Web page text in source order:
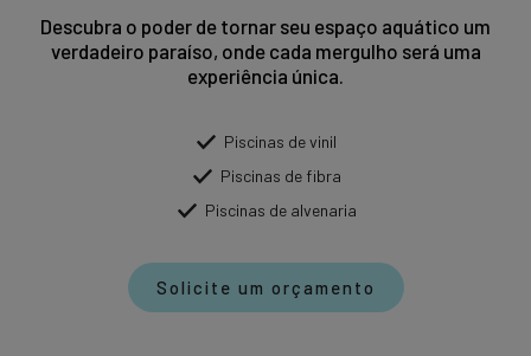
Descubra o poder de tornar seu espaço aquático um
verdadeiro paraíso, onde cada mergulho será uma
experiência única.
Piscinas de vinil
Piscinas de fibra
Piscinas de alvenaria
Solicite um orçamento